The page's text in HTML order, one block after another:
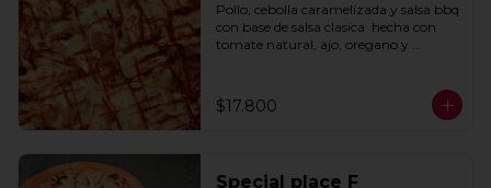
Pollo, cebolla caramelizada y salsa bbq
con base de salsa clasica  hecha con
tomate natural, ajo, oregano y
$17.800
Special place F